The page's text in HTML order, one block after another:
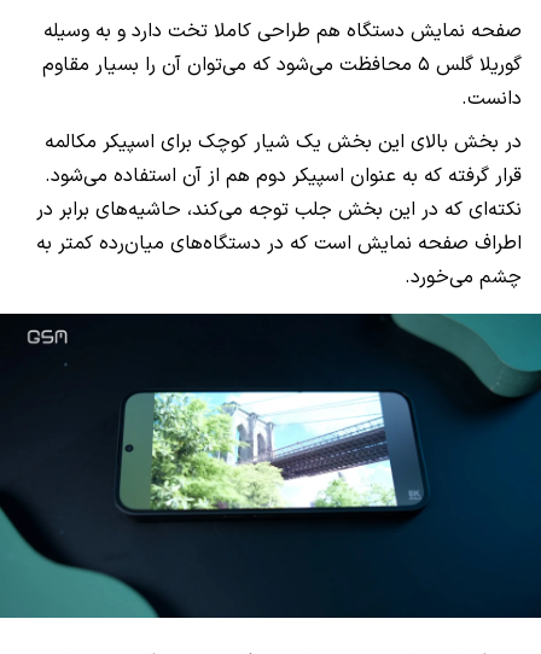
صفحه نمایش دستگاه هم طراحی کاملا تخت دارد و به وسیله
گوریلا گلس ۵ محافظت می‌شود که می‌توان آن را بسیار مقاوم
دانست.
در بخش بالای این بخش یک شیار کوچک برای اسپیکر مکالمه
قرار گرفته که به عنوان اسپیکر دوم هم از آن استفاده می‌شود.
نکته‌ای که در این بخش جلب توجه می‌کند، حاشیه‌های برابر در
اطراف صفحه نمایش است که در دستگاه‌های میان‌رده کمتر به
چشم می‌خورد.